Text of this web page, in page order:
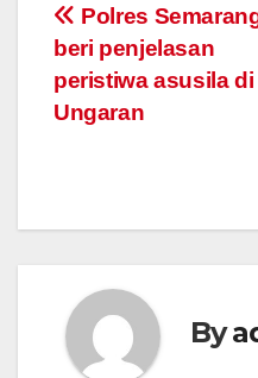
Post
navigation
Polres
beri penjelasan
peristiwa asusila di
Ungaran
By